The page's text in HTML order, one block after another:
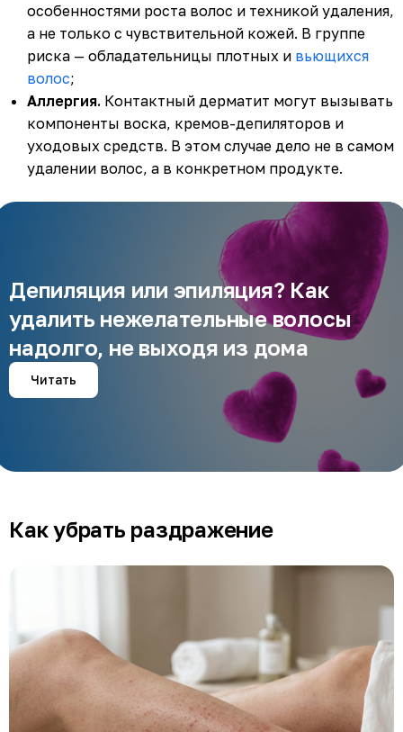
особенностями роста волос и техникой удаления,
а не только с чувствительной кожей. В группе
риска — обладательницы плотных и вьющихся
волос;
Аллергия. Контактный дерматит могут вызывать
компоненты воска, кремов-депиляторов и
уходовых средств. В этом случае дело не в самом
удалении волос, а в конкретном продукте.
Депиляция или эпиляция? Как
удалить нежелательные волосы
надолго, не выходя из дома
Читать
Как убрать раздражение